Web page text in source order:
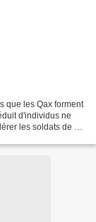
que les Qax forment
d'individus ne
les soldats de sa